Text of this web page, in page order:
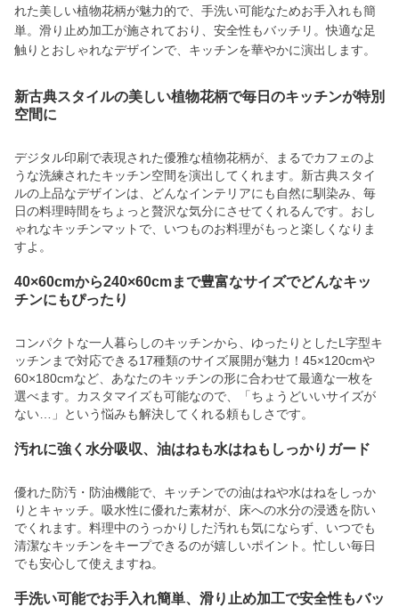
れた美しい植物花柄が魅力的で、手洗い可能なためお手入れも簡
単。滑り止め加工が施されており、安全性もバッチリ。快適な足
触りとおしゃれなデザインで、キッチンを華やかに演出します。
新古典スタイルの美しい植物花柄で毎日のキッチンが特別
空間に
デジタル印刷で表現された優雅な植物花柄が、まるでカフェのよ
うな洗練されたキッチン空間を演出してくれます。新古典スタイ
ルの上品なデザインは、どんなインテリアにも自然に馴染み、毎
日の料理時間をちょっと贅沢な気分にさせてくれるんです。おし
ゃれなキッチンマットで、いつものお料理がもっと楽しくなりま
すよ。
40×60cmから240×60cmまで豊富なサイズでどんなキッ
チンにもぴったり
コンパクトな一人暮らしのキッチンから、ゆったりとしたL字型キ
ッチンまで対応できる17種類のサイズ展開が魅力！45×120cmや
60×180cmなど、あなたのキッチンの形に合わせて最適な一枚を
選べます。カスタマイズも可能なので、「ちょうどいいサイズが
ない…」という悩みも解決してくれる頼もしさです。
汚れに強く水分吸収、油はねも水はねもしっかりガード
優れた防汚・防油機能で、キッチンでの油はねや水はねをしっか
りとキャッチ。吸水性に優れた素材が、床への水分の浸透を防い
でくれます。料理中のうっかりした汚れも気にならず、いつでも
清潔なキッチンをキープできるのが嬉しいポイント。忙しい毎日
でも安心して使えますね。
手洗い可能でお手入れ簡単、滑り止め加工で安全性もバッ